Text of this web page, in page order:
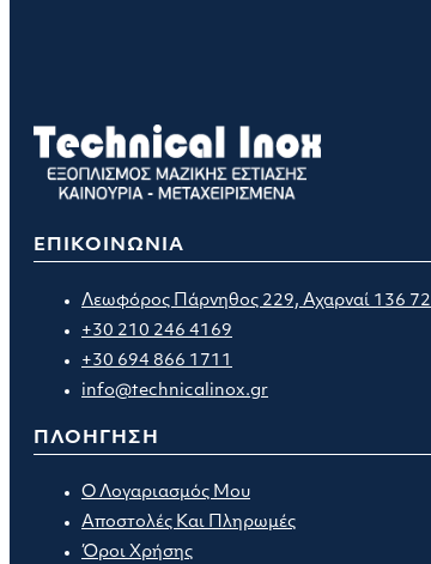
ΕΠΙΚΟΙΝΩΝΙΑ
Λεωφόρος Πάρνηθος 229, Αχαρναί 136 72
+30 210 246 4169
+30 694 866 1711
info@technicalinox.gr
ΠΛΟΗΓΗΣΗ
Ο Λογαριασμός Μου
Αποστολές Και Πληρωμές
Όροι Χρήσης